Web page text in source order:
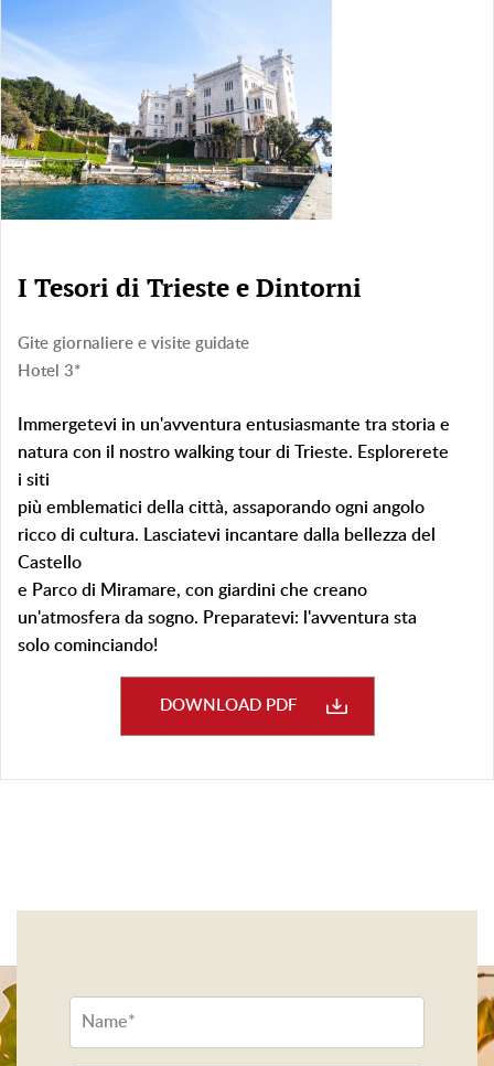
I Tesori di Trieste e Dintorni
Gite giornaliere e visite guidate
Hotel 3*
Immergetevi in un'avventura entusiasmante tra storia e
natura con il nostro walking tour di Trieste. Esplorerete
i siti
più emblematici della città, assaporando ogni angolo
ricco di cultura. Lasciatevi incantare dalla bellezza del
Castello
e Parco di Miramare, con giardini che creano
un'atmosfera da sogno. Preparatevi: l'avventura sta
solo cominciando!
DOWNLOAD PDF